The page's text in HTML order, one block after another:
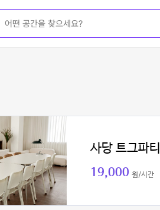
사당 트그파
19,000 원/시간